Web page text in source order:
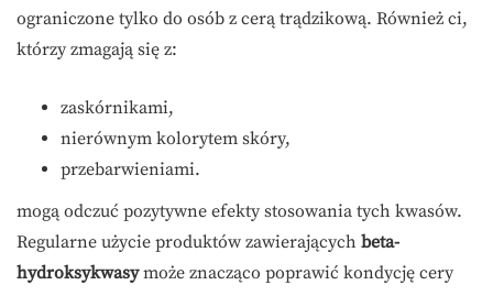
ograniczone tylko do osób z cerą trądzikową. Również ci,
którzy zmagają się z:
zaskórnikami,
nierównym kolorytem skóry,
przebarwieniami.
mogą odczuć pozytywne efekty stosowania tych kwasów.
Regularne użycie produktów zawierających beta-
hydroksykwasymoże znacząco poprawić kondycję cery